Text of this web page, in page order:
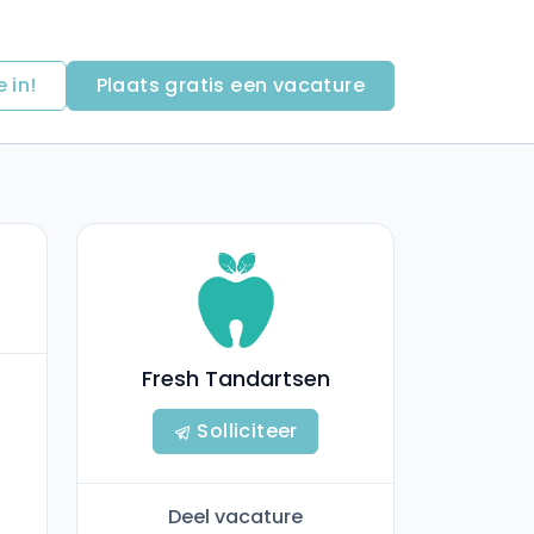
in! Plaats gratis een vacature
Fresh Tandartsen
Solliciteer
Deel vacature